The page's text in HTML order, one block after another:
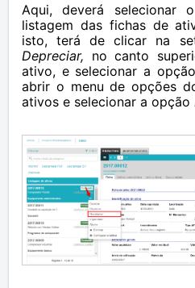
Aqui, deverá selecionar
listagem das fichas de
isto, terá de clicar na
Depreciar, no canto
ativo, e selecionar a opção
abrir o menu de opções
ativos e selecionar a opção